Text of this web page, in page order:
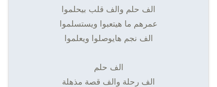
الف حلم والف قلب بيحلموا
عمرهم ما هيتعبوا ويستسلموا
الف نجم هايوصلوا ويعلموا
الف حلم
الف رحلة والف قصة مذهلة